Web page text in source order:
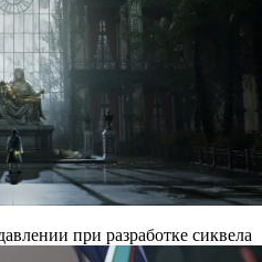
при разработке сиквела